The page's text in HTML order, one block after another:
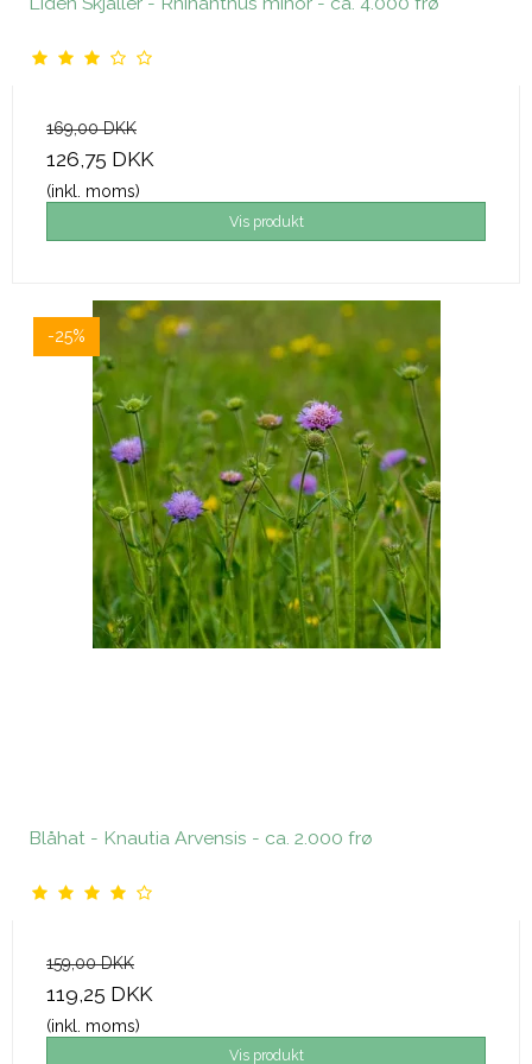
169,00 DKK
126,75 DKK
(inkl. moms)
Vis produkt
-25%
Blåhat - Knautia Arvensis - ca. 2.000 frø
159,00 DKK
119,25 DKK
(inkl. moms)
Vis produkt